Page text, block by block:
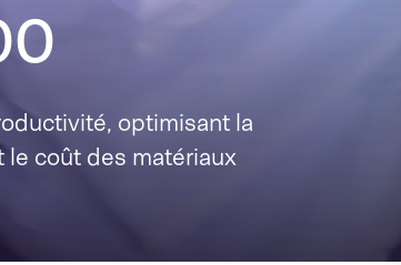
optimisant la
coût des matériaux